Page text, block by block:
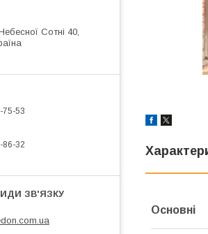
Основні
Сотні 40,
75-53
86-32